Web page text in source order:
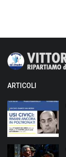
ARTICOLI